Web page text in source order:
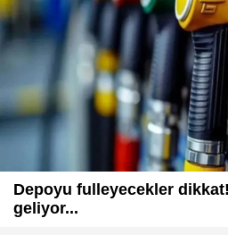
Depoyu fulleyecekler
geliyor...